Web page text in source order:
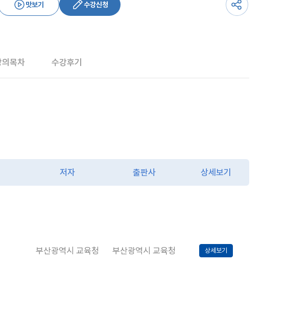
맛보기 수강신청
의목차 수강후기
저자 출판사 상세보기
부산광역시 교육청 부산광역시 교육청 상세보기